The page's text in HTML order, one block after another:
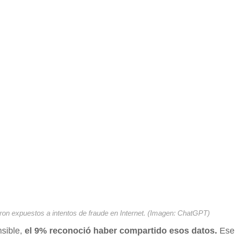
expuestos a intentos de fraude en Internet. (Imagen: ChatGPT)
el 9% reconoció haber compartido esos datos. Ese